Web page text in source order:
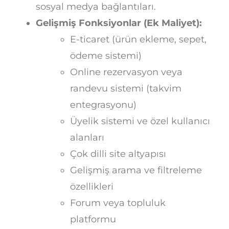
sosyal medya bağlantıları.
Gelişmiş Fonksiyonlar (Ek Maliyet):
E-ticaret (ürün ekleme, sepet,
ödeme sistemi)
Online rezervasyon veya
randevu sistemi (takvim
entegrasyonu)
Üyelik sistemi ve özel kullanıcı
alanları
Çok dilli site altyapısı
Gelişmiş arama ve filtreleme
özellikleri
Forum veya topluluk
platformu